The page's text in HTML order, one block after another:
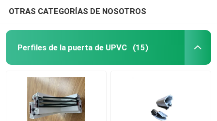
OTRAS CATEGORÍAS DE NOSOTROS
Perfiles de la puerta de UPVC (15)